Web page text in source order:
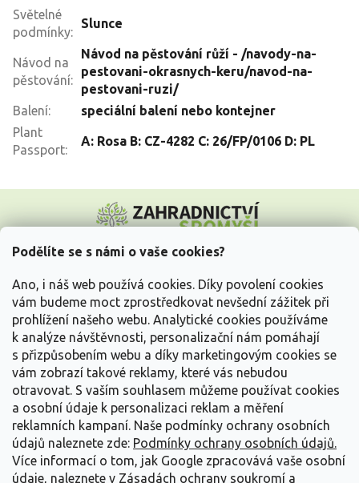
Podělíte se s námi o vaše cookies?
Ano, i náš web používá cookies. Díky povolení cookies
vám budeme moct zprostředkovat nevšední zážitek při
prohlížení našeho webu. Analytické cookies používáme
k analýze návštěvnosti, personalizační nám pomáhají
s přizpůsobením webu a díky marketingovým cookies se
vám zobrazí takové reklamy, které vás nebudou
otravovat. S vaším souhlasem můžeme používat cookies
a osobní údaje k personalizaci reklam a měření
reklamních kampaní. Naše podmínky ochrany osobních
údajů naleznete zde: Podmínky ochrany osobních údajů.
Více informací o tom, jak Google zpracovává vaše osobní
údaje, naleznete v Zásadách ochrany soukromí a
Světelné
podmínky:
Slunce
Návod na
pěstování:
Návod na pěstování růží - /navody-na-
pestovani-okrasnych-keru/navod-na-
pestovani-ruzi/
Balení:
speciální balení nebo kontejner
Plant
Passport:
A: Rosa B: CZ-4282 C: 26/FP/0106 D: PL
p
Vše o nákupu
Informace pro Vás
Kontakujte nás